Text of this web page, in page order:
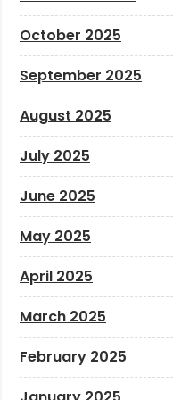
October 2025
September 2025
August 2025
July 2025
June 2025
May 2025
April 2025
March 2025
February 2025